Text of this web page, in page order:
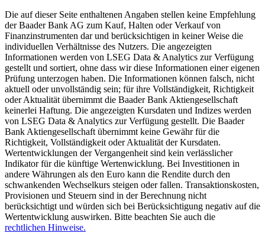
Die auf dieser Seite enthaltenen Angaben stellen keine Empfehlung
der Baader Bank AG zum Kauf, Halten oder Verkauf von
Finanzinstrumenten dar und berücksichtigen in keiner Weise die
individuellen Verhältnisse des Nutzers. Die angezeigten
Informationen werden von LSEG Data & Analytics zur Verfügung
gestellt und sortiert, ohne dass wir diese Informationen einer eigenen
Prüfung unterzogen haben. Die Informationen können falsch, nicht
aktuell oder unvollständig sein; für ihre Vollständigkeit, Richtigkeit
oder Aktualität übernimmt die Baader Bank Aktiengesellschaft
keinerlei Haftung. Die angezeigten Kursdaten und Indizes werden
von LSEG Data & Analytics zur Verfügung gestellt. Die Baader
Bank Aktiengesellschaft übernimmt keine Gewähr für die
Richtigkeit, Vollständigkeit oder Aktualität der Kursdaten.
Wertentwicklungen der Vergangenheit sind kein verlässlicher
Indikator für die künftige Wertenwicklung. Bei Investitionen in
andere Währungen als den Euro kann die Rendite durch den
schwankenden Wechselkurs steigen oder fallen. Transaktionskosten,
Provisionen und Steuern sind in der Berechnung nicht
berücksichtigt und würden sich bei Berücksichtigung negativ auf die
Wertentwicklung auswirken. Bitte beachten Sie auch die
rechtlichen Hinweise.